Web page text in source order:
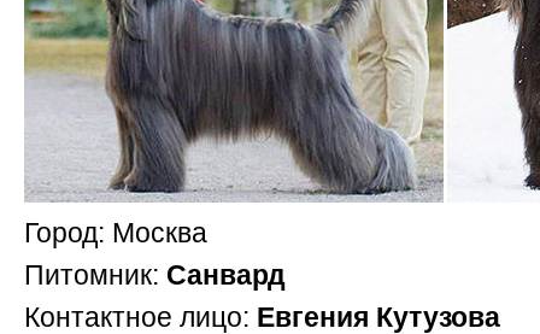
Город: Москва
Питомник: Санвард
Контактное лицо: Евгения Кутузова